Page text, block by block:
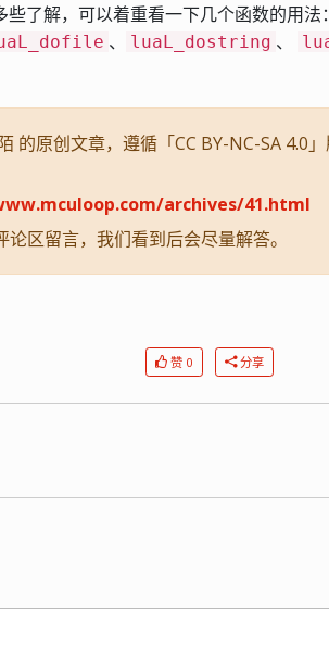
了解，可以着重看一下几个函数的用法：
、 luaL_dostring 、
的原创文章，遵循「CC BY-NC-SA 4.0
archives/41.html
区留言，我们看到后会尽量解答。
赞 0 分享